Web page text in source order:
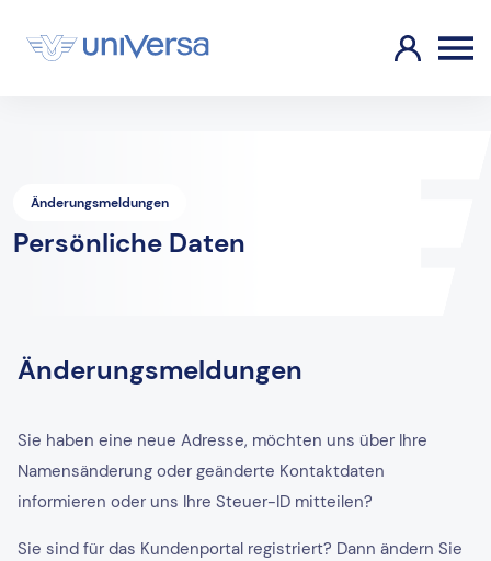
Änderungsmeldungen
Persönliche Daten
Änderungsmeldungen
Sie haben eine neue Adresse, möchten uns über Ihre
Namensänderung oder geänderte Kontaktdaten
informieren oder uns Ihre Steuer-ID mitteilen?
Sie sind für das Kundenportal registriert? Dann ändern Sie